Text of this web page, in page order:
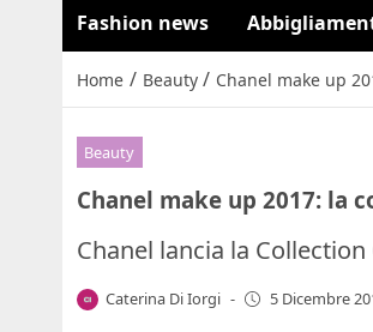
Fashion news
Home / Beauty / Chanel make up
Beauty
Chanel make up 2017: la
Chanel lancia la
Caterina Di Iorgi - 5 Dicembre